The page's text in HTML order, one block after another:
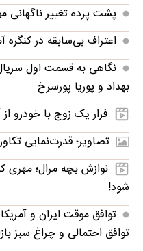
پشت پرده تغییر
اعتراف بی‌سابقه در کنگره
نگاهی به قسمت اول
بهداد و پوریا پورسرخ
فرار یک زوج با خودرو
تصاویر؛ قدرت‌نمایی
نوازش بچه مرال؛ مهری
شود!
توافق موقت ایران و
توافق احتمالی و چراغ سبز